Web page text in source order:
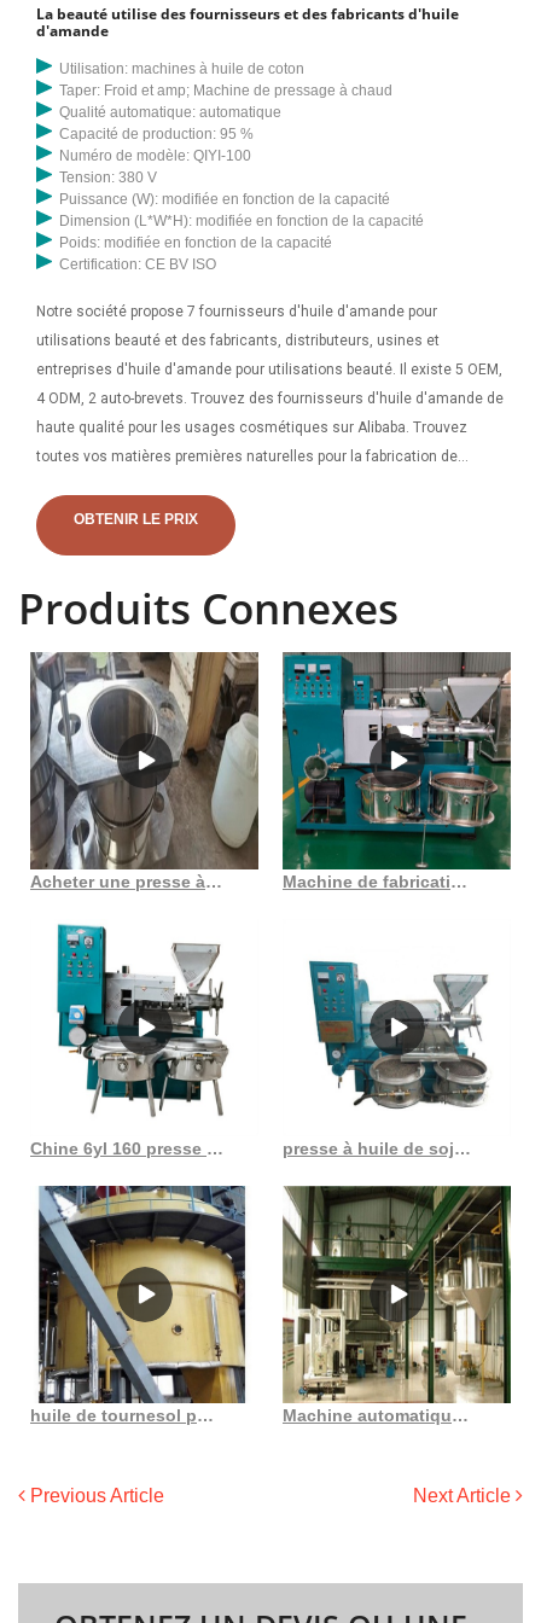
La beauté utilise des fournisseurs et des fabricants d'huile
d'amande
Utilisation: machines à huile de coton
Taper: Froid et amp; Machine de pressage à chaud
Qualité automatique: automatique
Capacité de production: 95 %
Numéro de modèle: QIYI-100
Tension: 380 V
Puissance (W): modifiée en fonction de la capacité
Dimension (L*W*H): modifiée en fonction de la capacité
Poids: modifiée en fonction de la capacité
Certification: CE BV ISO
Notre société propose 7 fournisseurs d'huile d'amande pour
utilisations beauté et des fabricants, distributeurs, usines et
entreprises d'huile d'amande pour utilisations beauté. Il existe 5 OEM,
4 ODM, 2 auto-brevets. Trouvez des fournisseurs d'huile d'amande de
haute qualité pour les usages cosmétiques sur Alibaba. Trouvez
toutes vos matières premières naturelles pour la fabrication de
mondiales et notre vaste inventaire nous permettent de vous fournir
une grande variété de matériaux de haute qualité. Ajoutez ces
formulations de soins de la peau et des cheveux.
OBTENIR LE PRIX
Produits Connexes
Acheter une presse à huile d’arachide 6yl 160 à haute efficacité Machine de fabrication d’huile Fabricant de machine de fabrication d’huile d’amande de Sur
Chine 6yl 160 presse à huile combinée machine de presse à huile de ricin presse à huile de soja fabriquée au Maroc
huile de tournesol pure raffinée et brute de haute qualité au Togo Machine automatique populaire de presse à huile d’arachide de graines noires de tournesol au Maroc
Previous Article Next Article